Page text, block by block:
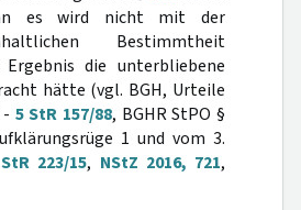
es wird nicht mit der
Bestimmtheit
die unterbliebene
hätte (vgl. BGH, Urteile
5 StR 157/88, BGHR StPO §
1 und vom 3.
223/15, NStZ 2016, 721,